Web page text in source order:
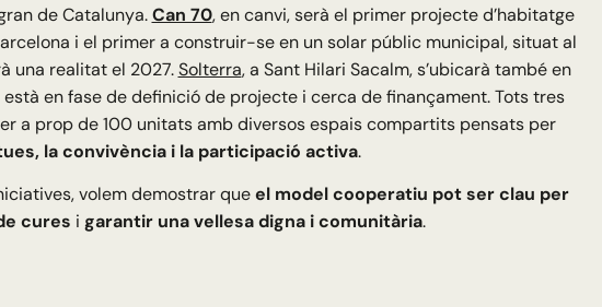
de Catalunya.Can 70, en canvi, serà el primer projecte d’habitatge
i el primer a construir-se en un solar públic municipal, situat al
una realitat el 2027.Solterra, a Sant Hilari Sacalm, s’ubicarà també en
en fase de definició de projecte i cerca de finançament. Tots tres
a prop de 100 unitats amb diversos espais compartits pensats per
la convivència i la participació activa.
volem demostrar queel model cooperatiu pot ser clau per
cures i garantir una vellesa digna i comunitària.